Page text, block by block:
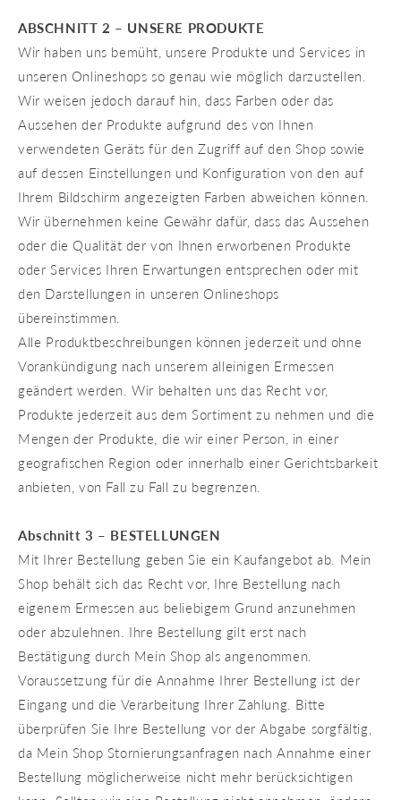
ABSCHNITT 2 – UNSERE PRODUKTE
Wir haben uns bemüht, unsere Produkte und Services in
unseren Onlineshops so genau wie möglich darzustellen.
Wir weisen jedoch darauf hin, dass Farben oder das
Aussehen der Produkte aufgrund des von Ihnen
verwendeten Geräts für den Zugriff auf den Shop sowie
auf dessen Einstellungen und Konfiguration von den auf
Ihrem Bildschirm angezeigten Farben abweichen können.
Wir übernehmen keine Gewähr dafür, dass das Aussehen
oder die Qualität der von Ihnen erworbenen Produkte
oder Services Ihren Erwartungen entsprechen oder mit
den Darstellungen in unseren Onlineshops
übereinstimmen.
Alle Produktbeschreibungen können jederzeit und ohne
Vorankündigung nach unserem alleinigen Ermessen
geändert werden. Wir behalten uns das Recht vor,
Produkte jederzeit aus dem Sortiment zu nehmen und die
Mengen der Produkte, die wir einer Person, in einer
geografischen Region oder innerhalb einer Gerichtsbarkeit
anbieten, von Fall zu Fall zu begrenzen.
Abschnitt 3 – BESTELLUNGEN
Mit Ihrer Bestellung geben Sie ein Kaufangebot ab. Mein
Shop behält sich das Recht vor, Ihre Bestellung nach
eigenem Ermessen aus beliebigem Grund anzunehmen
oder abzulehnen. Ihre Bestellung gilt erst nach
Bestätigung durch Mein Shop als angenommen.
Voraussetzung für die Annahme Ihrer Bestellung ist der
Eingang und die Verarbeitung Ihrer Zahlung. Bitte
überprüfen Sie Ihre Bestellung vor der Abgabe sorgfältig,
da Mein Shop Stornierungsanfragen nach Annahme einer
Bestellung möglicherweise nicht mehr berücksichtigen